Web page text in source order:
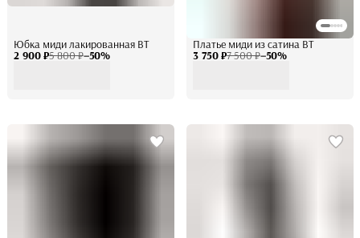
2 900 ₽5 800 ₽−50%
Юбка миди лакированная BT
3 750 ₽7 500 ₽−50%
Платье миди из сатина BT